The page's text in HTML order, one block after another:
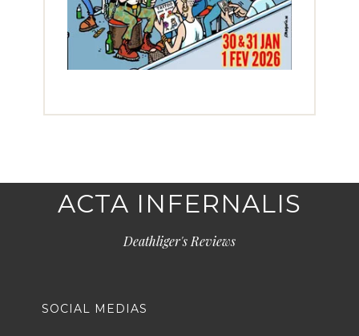
ACTA INFERNALIS
Deathliger's Reviews
SOCIAL MEDIAS